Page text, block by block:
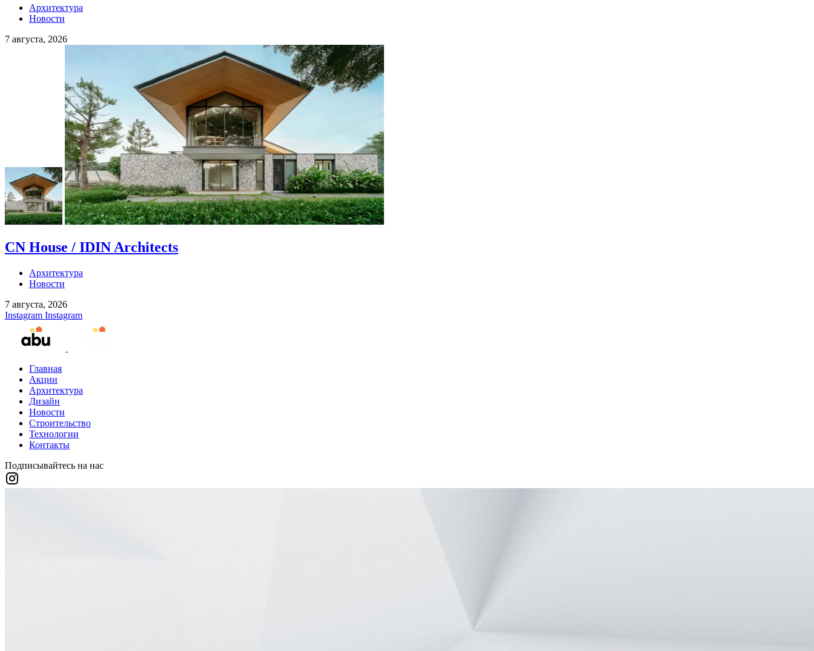
Архитектура
Новости
7 августа, 2026
CN House / IDIN Architects
Архитектура
Новости
7 августа, 2026
Instagram Instagram
Главная
Акции
Архитектура
Дизайн
Новости
Строительство
Технологии
Контакты
Подписывайтесь на нас